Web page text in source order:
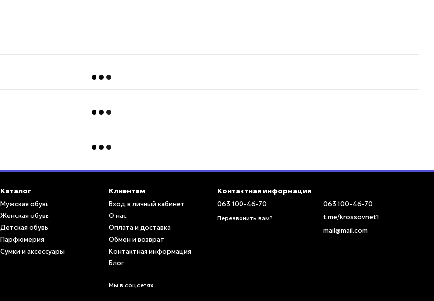
Каталог
Мужская обувь
Женская обувь
Детская обувь
Парфюмерия
Сумки и аксессуары
Клиентам
Вход в личный кабинет
О нас
Оплата и доставка
Обмен и возврат
Контактная информация
Блог
Мы в соцсетях
Контактная информация
063 100-46-70
Перезвонить вам?
063 100-46-70
t.me/krossovnet1
mail@mail.com